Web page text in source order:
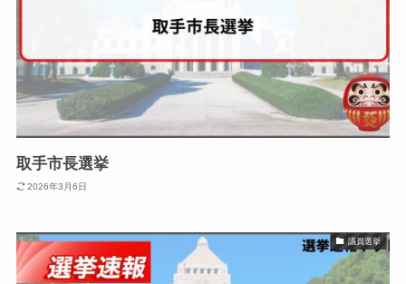
取手市長選挙
2026年3月6日
議員選挙